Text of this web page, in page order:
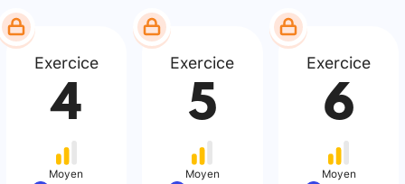
Exercice
4
Moyen
Exercice
5
Moyen
Exercice
6
Moyen